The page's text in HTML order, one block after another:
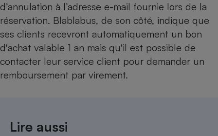
d’annulation à l’adresse e-mail fournie lors de la
réservation. Blablabus, de son côté, indique que
ses clients recevront automatiquement un bon
d'achat valable 1 an mais qu'il est possible de
contacter leur service client pour demander un
remboursement par virement.
Lire aussi